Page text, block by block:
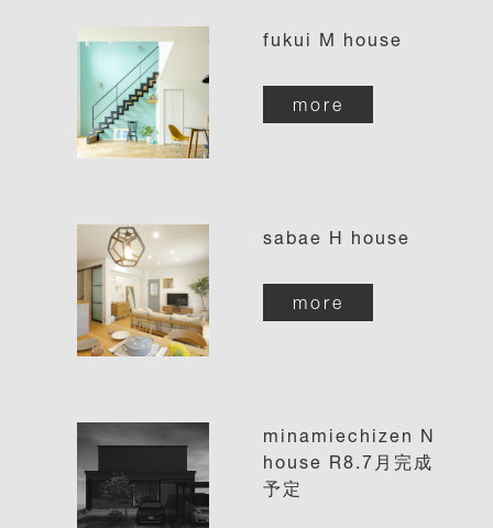
fukui M house
more
sabae H house
more
minamiechizen N
house R8.7月完成
予定